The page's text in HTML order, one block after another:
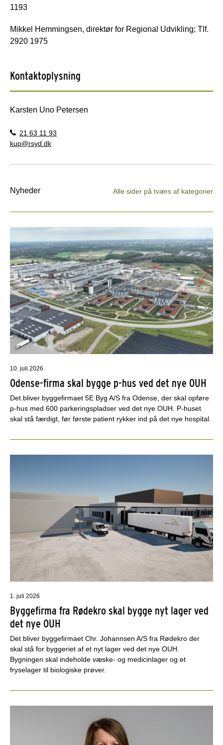
1193
Mikkel Hemmingsen, direktør for Regional Udvikling; Tlf.
2920 1975
Kontaktoplysning
Karsten Uno Petersen
21 63 11 93
kup@rsyd.dk
Nyheder Alle sider på tværs af kategorier
10. juli 2026
Odense-firma skal bygge p-hus ved det nye OUH
Det bliver byggefirmaet 5E Byg A/S fra Odense, der skal opføre
p-hus med 600 parkeringspladser ved det nye OUH. P-huset
skal stå færdigt, før første patient rykker ind på det nye hospital.
1. juli 2026
Byggefirma fra Rødekro skal bygge nyt lager ved
det nye OUH
Det bliver byggefirmaet Chr. Johannsen A/S fra Rødekro der
skal stå for byggeriet af et nyt lager ved det nye OUH.
Bygningen skal indeholde væske- og medicinlager og et
fryselager til biologiske prøver.